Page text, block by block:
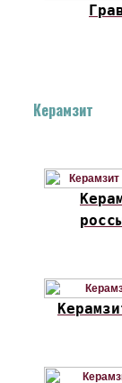
Керамзит